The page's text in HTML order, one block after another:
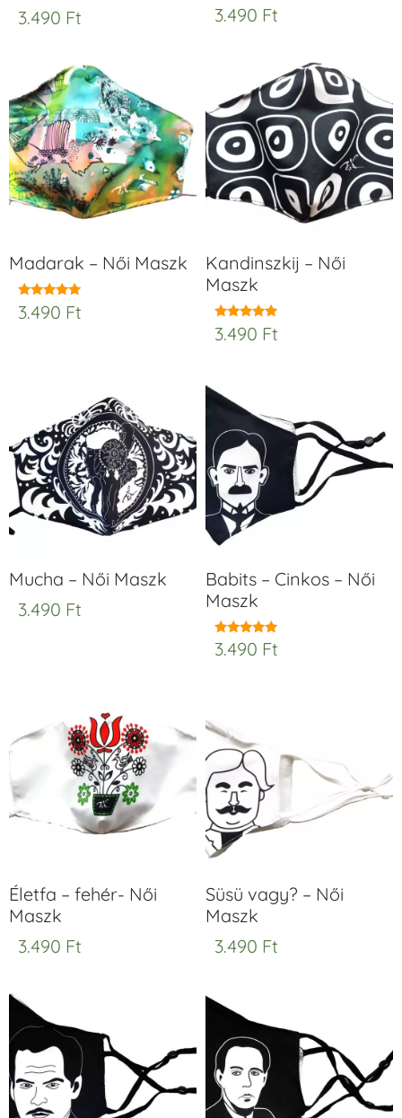
3.490 Ft
Értékelés:
5.00
3.490 Ft
Madarak – Női Maszk
Értékelés:
5.00
3.490 Ft
Kandinszkij – Női
Maszk
Értékelés:
5.00
3.490 Ft
Mucha – Női Maszk
3.490 Ft
Babits – Cinkos – Női
Maszk
Értékelés:
5.00
3.490 Ft
Életfa – fehér- Női
Maszk
3.490 Ft
Süsü vagy? – Női
Maszk
3.490 Ft